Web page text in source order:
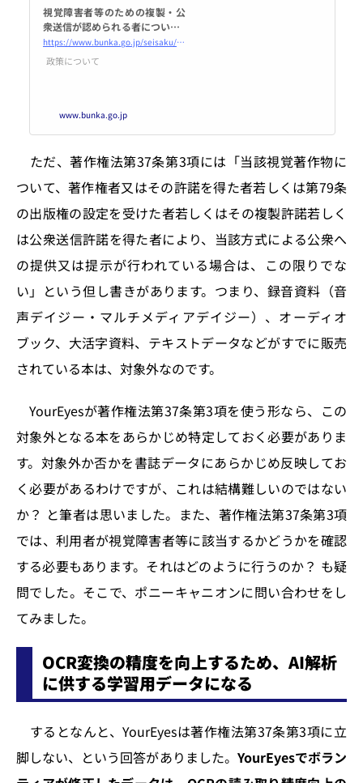
視覚障害者等のための複製・公
衆送信が認められる者について |
文化庁
https://www.bunka.go.jp/seisaku/chosakuken/seidokaisetsu/1412247.html
政策について
www.bunka.go.jp
ただ、著作権法第37条第3項には「当該視覚著作物に
ついて、著作権者又はその許諾を得た者若しくは第79条
の出版権の設定を受けた者若しくはその複製許諾若しく
は公衆送信許諾を得た者により、当該方式による公衆へ
の提供又は提示が行われている場合は、この限りでな
い」という但し書きがあります。つまり、録音資料（音
声デイジー・マルチメディアデイジー）、オーディオ
ブック、大活字資料、テキストデータなどがすでに販売
されている本は、対象外なのです。
YourEyesが著作権法第37条第3項を使う形なら、この
対象外となる本をあらかじめ特定しておく必要がありま
す。対象外か否かを書誌データにあらかじめ反映してお
く必要があるわけですが、これは結構難しいのではない
か？ と筆者は思いました。また、著作権法第37条第3項
では、利用者が視覚障害者等に該当するかどうかを確認
する必要もあります。それはどのように行うのか？ も疑
問でした。そこで、ポニーキャニオンに問い合わせをし
てみました。
OCR変換の精度を向上するため、AI解析
に供する学習用データになる
するとなんと、YourEyesは著作権法第37条第3項に立
脚しない、という回答がありました。 YourEyesでボラン